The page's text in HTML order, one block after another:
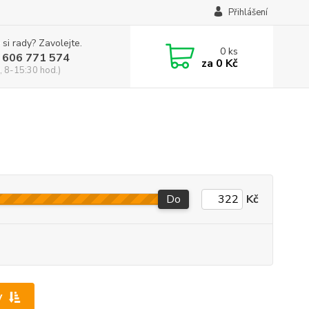
Přihlášení
rady? Zavolejte.
771 574
8-15:30 hod.)
0ks
za 0 Kč
Do Kč